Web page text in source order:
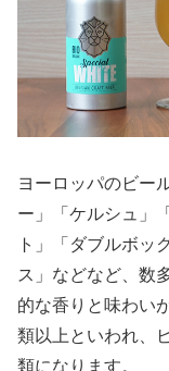
ヨーロッパのビー
ー」「ケルシュ」
ト」「ダブルボッ
ス」などなど、数
的な香りと味わい
類以上といわれ、
類になります。